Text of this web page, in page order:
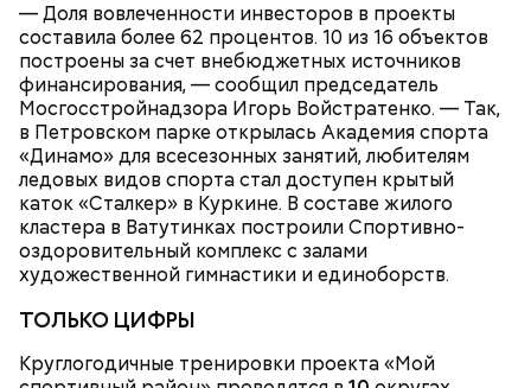
— Доля вовлеченности инвесторов в проекты
составила более 62 процентов. 10 из 16 объектов
построены за счет внебюджетных источников
финансирования, — сообщил председатель
Мосгосстройнадзора Игорь Войстратенко. — Так,
в Петровском парке открылась Академия спорта
«Динамо» для всесезонных занятий, любителям
ледовых видов спорта стал доступен крытый
каток «Сталкер» в Куркине. В составе жилого
кластера в Ватутинках построили Спортивно-
оздоровительный комплекс с залами
художественной гимнастики и единоборств.
ТОЛЬКО ЦИФРЫ
Круглогодичные тренировки проекта «Мой
площади занимает пятое место в России после
зоопарков Ярославля, Ростова-на-Дону,
Новосибирска и Красноярска.
— Рюкзаки необходимо снимать! И самокаты бесят!
— заявила Ирина Васильевна, 60 лет.